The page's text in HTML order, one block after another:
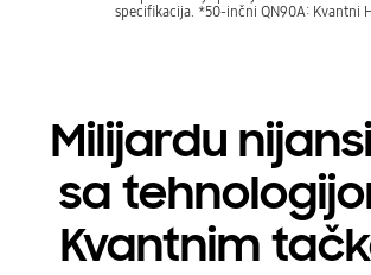
specifikacija. *50-inčni QN90A: Kvantni
Milijardu
sa
Kvantnim